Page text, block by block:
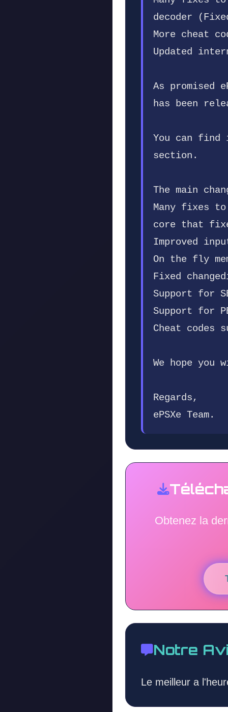
decoder
More cheat
Updated
As promised
has been
You can find
section.
The main
Many fixes to
core that
Improved
On the fly
Fixed
Support for
Support for
Cheat codes
We hope
Regards,
ePSXe Team.
Obtenez la
Notre
Le meilleur a